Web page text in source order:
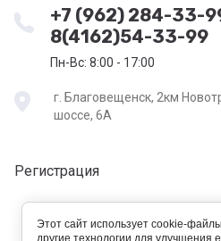
+7 (962) 284-33-
8(4162)54-33-99
Пн-Вс: 8:00 - 17:00
г. Благовещенск, 2км
шоссе, 6А
Регистрация
Этот сайт использует cookie-
другие технологии для улучшения